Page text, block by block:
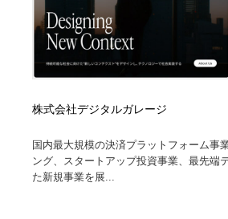
株式会社デジタルガレージ
国内最大規模の決済プラットフォーム事
ング、スタートアップ投資事業、最先端
た新規事業を展...